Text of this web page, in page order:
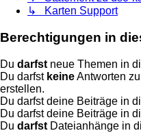
↳ Karten Support
Berechtigungen in
Du darfst neue Themen in
Du darfst keineAntworten
erstellen.
Du darfst deine Beiträge in
Du darfst deine Beiträge in
Du darfst Dateianhänge in